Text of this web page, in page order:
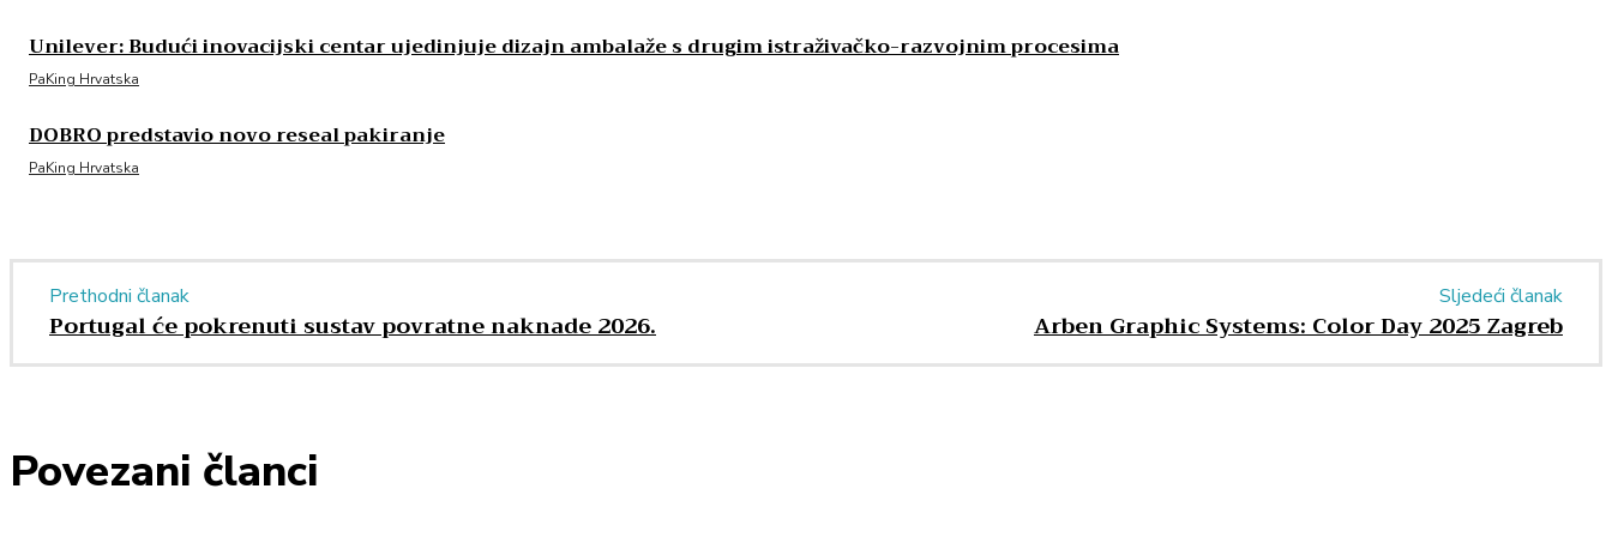
Unilever: Budući inovacijski centar ujedinjuje dizajn ambalaže s drugim istraživačko-razvojnim procesima
PaKing Hrvatska
DOBRO predstavio novo reseal pakiranje
PaKing Hrvatska
Prethodni članak
Portugal će pokrenuti sustav povratne naknade 2026.
Sljedeći članak
Arben Graphic Systems: Color Day 2025 Zagreb
Povezani članci